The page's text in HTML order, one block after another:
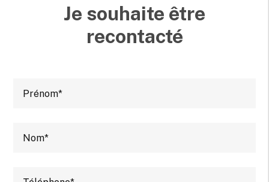
Je souhaite être
recontacté